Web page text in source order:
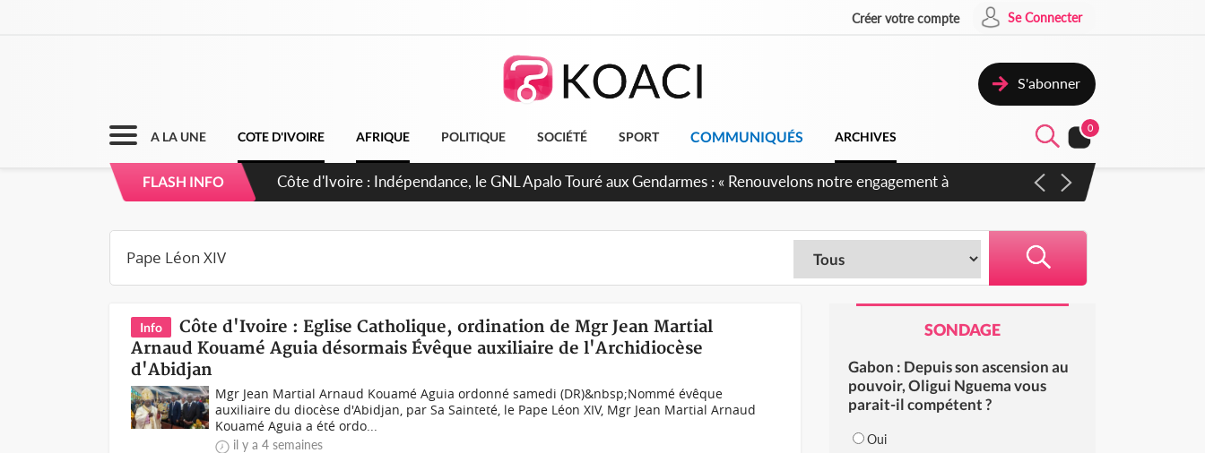
Créer votre compte Se Connecter
S'abonner
A LA UNE COTE D'IVOIRE AFRIQUE POLITIQUE SOCIÉTÉ SPORT COMMUNIQUÉS ARCHIVES
0
FLASH INFO
Info
Côte d'Ivoire : Eglise Catholique, ordination de Mgr Jean Martial
Arnaud Kouamé Aguia désormais Évêque auxiliaire de l'Archidiocèse
d'Abidjan
Mgr Jean Martial Arnaud Kouamé Aguia ordonné samedi (DR)&nbsp;Nommé évêque
auxiliaire du diocèse d'Abidjan, par Sa Sainteté, le Pape Léon XIV, Mgr Jean Martial Arnaud
Kouamé Aguia a été ordo...
il y a 4 semaines
SONDAGE
Gabon : Depuis son ascension au
pouvoir, Oligui Nguema vous
parait-il compétent ?
Oui